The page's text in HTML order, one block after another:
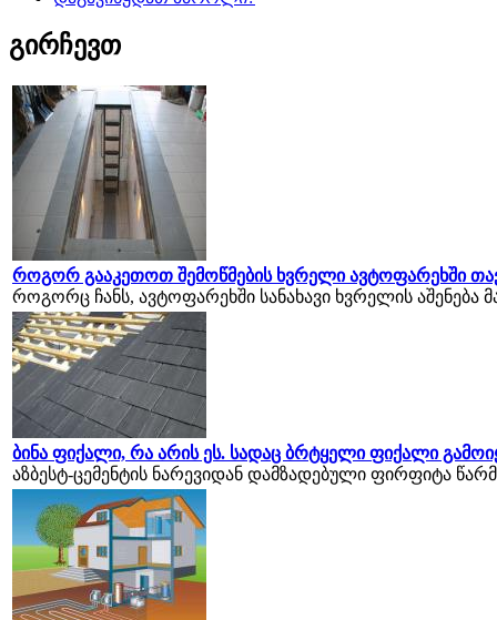
გირჩევთ
როგორ გააკეთოთ შემოწმების ხვრელი ავტოფარეხში
როგორც ჩანს, ავტოფარეხში სანახავი ხვრელის აშენება
ბინა ფიქალი, რა არის ეს. სადაც ბრტყელი ფიქალი
აზბესტ-ცემენტის ნარევიდან დამზადებული ფირფიტა